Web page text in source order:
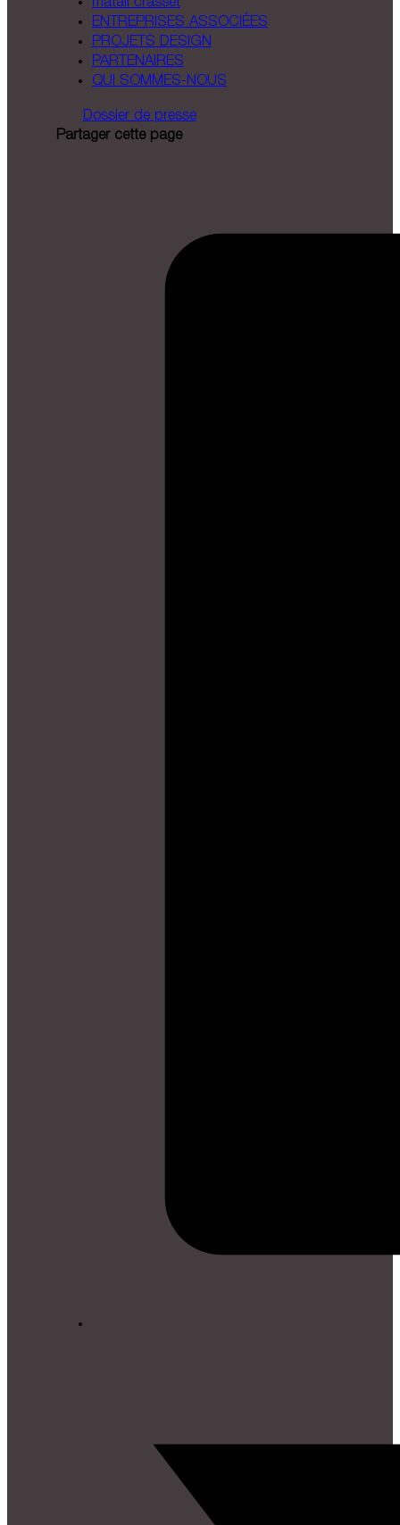
matali crasset
ENTREPRISES ASSOCIÉES
PROJETS DESIGN
PARTENAIRES
QUI SOMMES-NOUS
Dossier de presse
Partager cette page